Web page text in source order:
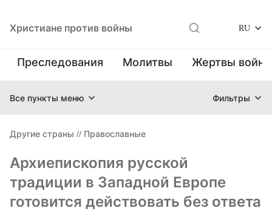
Христиане против войны RU
Преследования Молитвы Жертвы
Все пункты меню Фильтры
Другие страны // Православные
Архиепископия русской
традиции в Западной Европе
готовится действовать без ответа